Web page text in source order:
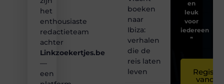
het
enthousiaste
redactieteam
achter
Linkzoekertjes.be
—
een
boeken
naar
Ibiza:
verhalen
die de
reis laten
leven
en
leuk
voor
iedereen
❞